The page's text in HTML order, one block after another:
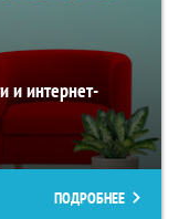
и интернет-
ПОДРОБНЕЕ